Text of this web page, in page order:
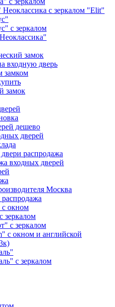
Неоклассика с зеркалом "Elit"
с зеркалом
замок
входную дверь
замком
замок
дешево
дверей
распродажа
входных дверей
Москва
с окном
зеркалом
с зеркалом
с окном и английской
с зеркалом